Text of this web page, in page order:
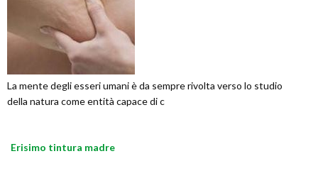
La mente degli esseri umani è da sempre rivolta verso lo studio
della natura come entità capace di c
Erisimo tintura madre